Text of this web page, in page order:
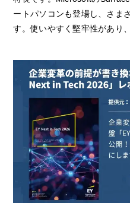
ートパソコンも登場し、さま
す。使いやすく堅牢性があり